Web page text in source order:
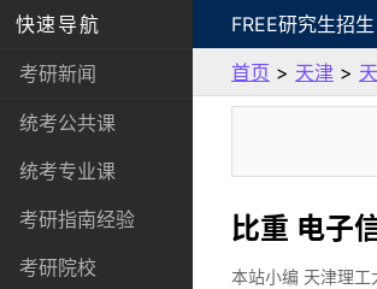
快速导航
考研新闻
统考公共课
统考专业课
考研指南经验
考研院校
FREE研究生招生
首页 > 天津 >
比重 电子
本站小编 天津理